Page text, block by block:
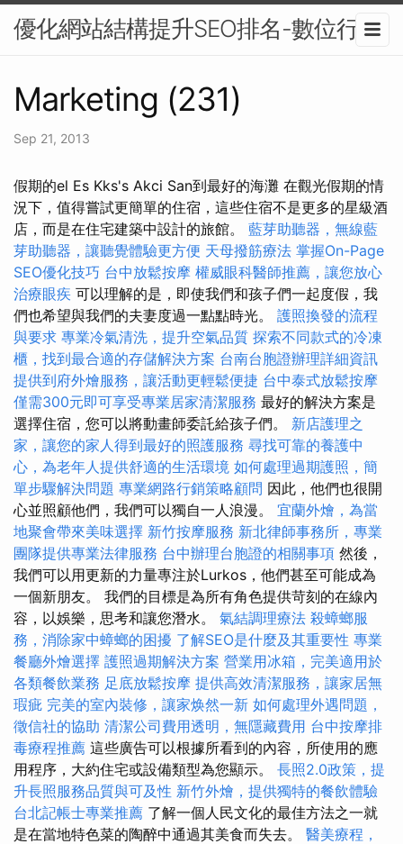
優化網站結構提升SEO排名-數位行銷
Marketing (231)
Sep 21, 2013
假期的el Es Kks's Akci San到最好的海灘 在觀光假期的情
況下，值得嘗試更簡單的住宿，這些住宿不是更多的星級酒
店，而是在住宅建築中設計的旅館。 藍芽助聽器，無線藍
芽助聽器，讓聽覺體驗更方便 天母撥筋療法 掌握On-Page
SEO優化技巧 台中放鬆按摩 權威眼科醫師推薦，讓您放心
治療眼疾 可以理解的是，即使我們和孩子們一起度假，我
們也希望與我們的夫妻度過一點點時光。 護照換發的流程
與要求 專業冷氣清洗，提升空氣品質 探索不同款式的冷凍
櫃，找到最合適的存儲解決方案 台南台胞證辦理詳細資訊
提供到府外燴服務，讓活動更輕鬆便捷 台中泰式放鬆按摩
僅需300元即可享受專業居家清潔服務 最好的解決方案是
選擇住宿，您可以將動畫師委託給孩子們。 新店護理之
家，讓您的家人得到最好的照護服務 尋找可靠的養護中
心，為老年人提供舒適的生活環境 如何處理過期護照，簡
單步驟解決問題 專業網路行銷策略顧問 因此，他們也很開
心並照顧他們，我們可以獨自一人浪漫。 宜蘭外燴，為當
地聚會帶來美味選擇 新竹按摩服務 新北律師事務所，專業
團隊提供專業法律服務 台中辦理台胞證的相關事項 然後，
我們可以用更新的力量專注於Lurkos，他們甚至可能成為
一個新朋友。 我們的目標是為所有角色提供苛刻的在線內
容，以娛樂，思考和讓您潛水。 氣結調理療法 殺蟑螂服
務，消除家中蟑螂的困擾 了解SEO是什麼及其重要性 專業
餐廳外燴選擇 護照過期解決方案 營業用冰箱，完美適用於
各類餐飲業務 足底放鬆按摩 提供高效清潔服務，讓家居無
瑕疵 完美的室內裝修，讓家焕然一新 如何處理外遇問題，
徵信社的協助 清潔公司費用透明，無隱藏費用 台中按摩排
毒療程推薦 這些廣告可以根據所看到的內容，所使用的應
用程序，大約住宅或設備類型為您顯示。 長照2.0政策，提
升長照服務品質與可及性 新竹外燴，提供獨特的餐飲體驗
台北記帳士專業推薦 了解一個人民文化的最佳方法之一就
是在當地特色菜的陶醉中通過其美食而失去。 醫美療程，